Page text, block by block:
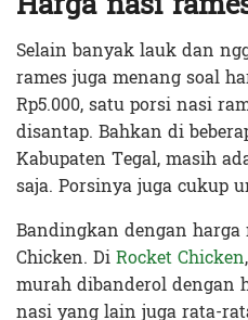
Selain banyak lauk dan
rames juga menang soal
Rp5.000, satu porsi nasi
disantap. Bahkan di
Kabupaten Tegal, masih
saja. Porsinya juga cukup
Bandingkan dengan
Chicken. DiRocket Chicken
murah dibanderol dengan
nasi yang lain juga rata-